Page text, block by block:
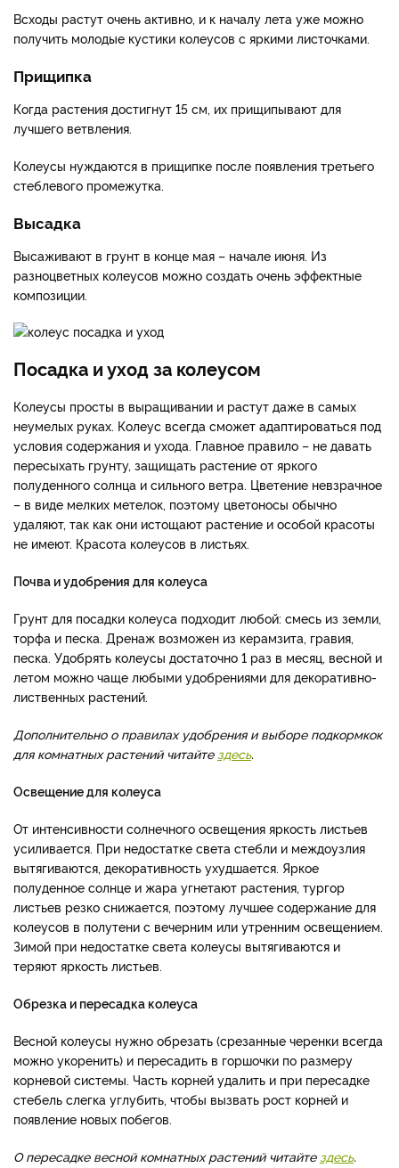
Всходы растут очень активно, и к началу лета уже можно
получить молодые кустики колеусов с яркими листочками.
Прищипка
Когда растения достигнут 15 см, их прищипывают для
лучшего ветвления.
Колеусы нуждаются в прищипке после появления третьего
стеблевого промежутка.
Высадка
Высаживают в грунт в конце мая – начале июня. Из
разноцветных колеусов можно создать очень эффектные
композиции.
Посадка и уход за колеусом
Колеусы просты в выращивании и растут даже в самых
неумелых руках. Колеус всегда сможет адаптироваться под
условия содержания и ухода. Главное правило – не давать
пересыхать грунту, защищать растение от яркого
полуденного солнца и сильного ветра. Цветение невзрачное
– в виде мелких метелок, поэтому цветоносы обычно
удаляют, так как они истощают растение и особой красоты
не имеют. Красота колеусов в листьях.
Почва и удобрения для колеуса
Грунт для посадки колеуса подходит любой: смесь из земли,
торфа и песка. Дренаж возможен из керамзита, гравия,
песка. Удобрять колеусы достаточно 1 раз в месяц, весной и
летом можно чаще любыми удобрениями для декоративно-
лиственных растений.
Дополнительно о правилах удобрения и выборе подкормкок
для комнатных растений читайте здесь.
Освещение для колеуса
От интенсивности солнечного освещения яркость листьев
усиливается. При недостатке света стебли и междоузлия
вытягиваются, декоративность ухудшается. Яркое
полуденное солнце и жара угнетают растения, тургор
листьев резко снижается, поэтому лучшее содержание для
колеусов в полутени с вечерним или утренним освещением.
Зимой при недостатке света колеусы вытягиваются и
теряют яркость листьев.
Обрезка и пересадка колеуса
Весной колеусы нужно обрезать (срезанные черенки всегда
можно укоренить) и пересадить в горшочки по размеру
корневой системы. Часть корней удалить и при пересадке
стебель слегка углубить, чтобы вызвать рост корней и
появление новых побегов.
О пересадке весной комнатных растений читайте здесь.